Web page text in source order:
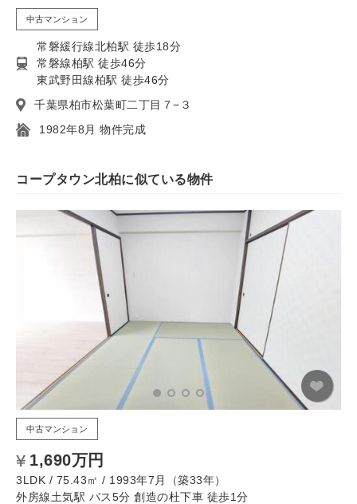
中古マンション
常磐緩行線北柏駅 徒歩18分
常磐線柏駅 徒歩46分
東武野田線柏駅 徒歩46分
千葉県柏市松葉町二丁目７−３
1982年8月 物件完成
コープタウン北柏に似ている物件
中古マンション
1,690万円
3LDK / 75.43㎡ / 1993年7月（築33年）
外房線土気駅 バス5分 創造の杜下車 徒歩1分